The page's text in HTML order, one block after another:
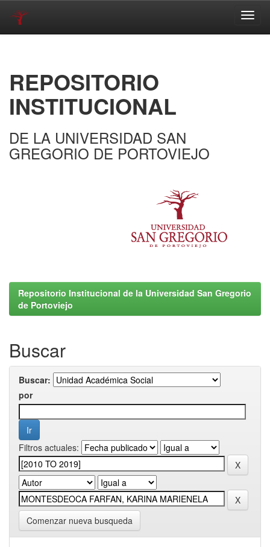
REPOSITORIO
INSTITUCIONAL
DE LA UNIVERSIDAD SAN
GREGORIO DE PORTOVIEJO
Repositorio Institucional de la Universidad San Gregorio
de Portoviejo
Buscar
Buscar:
por
Filtros actuales:
Comenzar nueva busqueda